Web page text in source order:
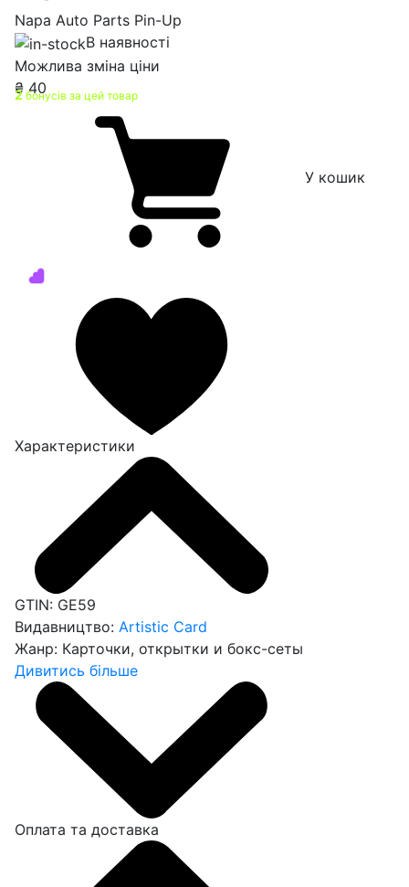
Napa Auto Parts Pin-Up
В наявності
Можлива зміна ціни
₴ 40
2 бонусів за цей товар
У кошик
Характеристики
GTIN: GE59
Видавництво: Artistic Card
Жанр: Карточки, открытки и бокс-сеты
Дивитись більше
Оплата та доставка